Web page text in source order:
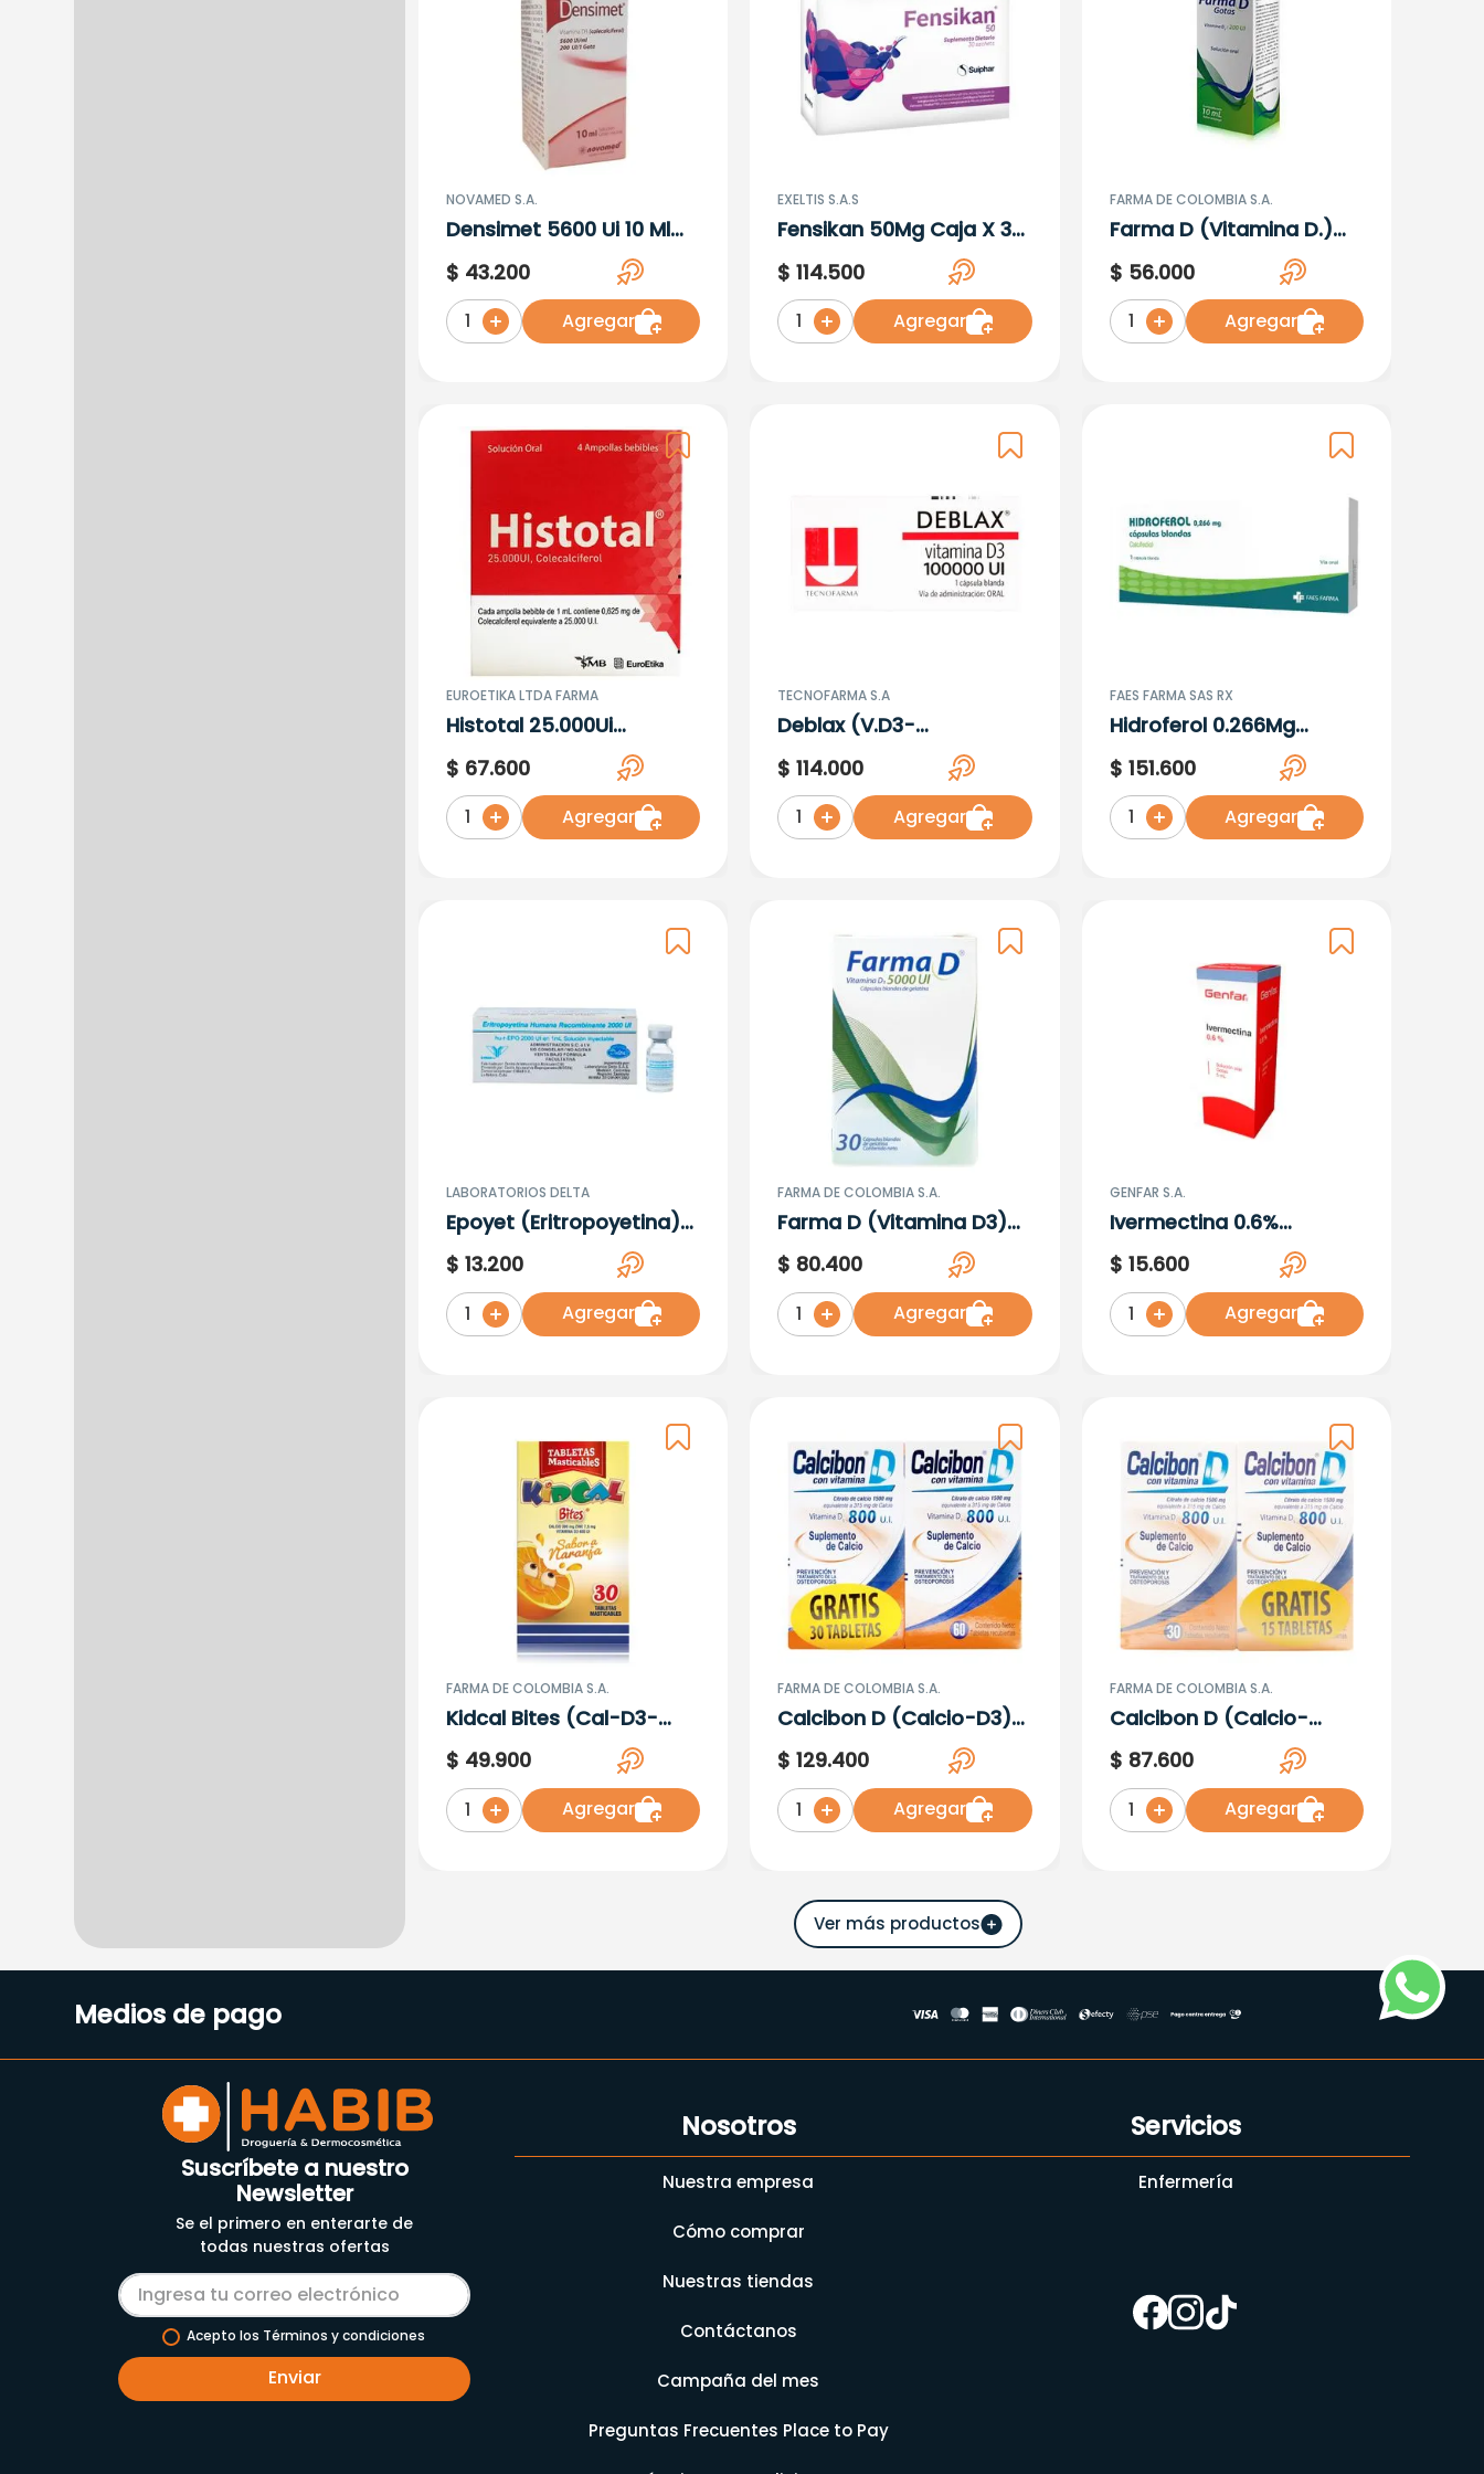
NOVAMED S.A.
Densimet 5600 Ui 10 Ml
Solucion Oral
$ 43.200
1 Agregar
EXELTIS S.A.S
Fensikan 50Mg Caja X 30
Sach
$ 114.500
1 Agregar
FARMA DE COLOMBIA S.A.
Farma D (Vitamina D.)
200 Gotas X 10 ML
$ 56.000
1 Agregar
EUROETIKA LTDA FARMA
Histotal 25.000Ui
(Colecalciferol)X 4
Ampollas Bebibles
$ 67.600
1 Agregar
TECNOFARMA S.A
Deblax (V.D3-
Colecalciferol) 100000 U.I
1 Cap
$ 114.000
1 Agregar
FAES FARMA SAS RX
Hidroferol 0.266Mg
(Calciferol) 3 Capsula
Blanda
$ 151.600
1 Agregar
LABORATORIOS DELTA
Epoyet (Eritropoyetina)
2000 Ui 1ml
$ 13.200
1 Agregar
FARMA DE COLOMBIA S.A.
Farma D (Vitamina D3)
5000Ui 30 Tabletas
$ 80.400
1 Agregar
GENFAR S.A.
Ivermectina 0.6%
Solucion Oral 5 ML
$ 15.600
1 Agregar
FARMA DE COLOMBIA S.A.
Kidcal Bites (Cal-D3-
Zinc) Naranja X 30
Tabletas
$ 49.900
1 Agregar
FARMA DE COLOMBIA S.A.
Calcibon D (Calcio-D3)
800 Ui X 60 Tabletas+30
Tabletas
$ 129.400
1 Agregar
FARMA DE COLOMBIA S.A.
Calcibon D (Calcio-
D3)800 Ui X 30
Tabletas+15 Tabletas
$ 87.600
1 Agregar
Medios de pago
Suscríbete a nuestro
Newsletter
Se el primero en enterarte de
todas nuestras ofertas
Acepto los Términos y condiciones
Enviar
Nosotros
Nuestra empresa
Cómo comprar
Nuestras tiendas
Contáctanos
Campaña del mes
Preguntas Frecuentes Place to Pay
Servicios
Enfermería